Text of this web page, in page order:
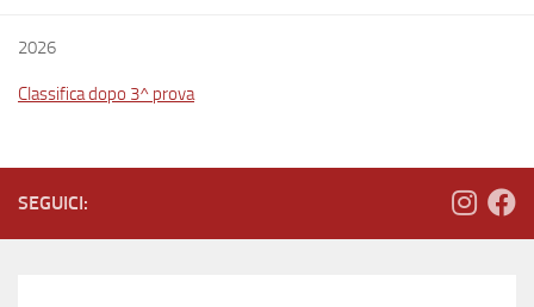
2026
Classifica dopo 3^ prova
SEGUICI: